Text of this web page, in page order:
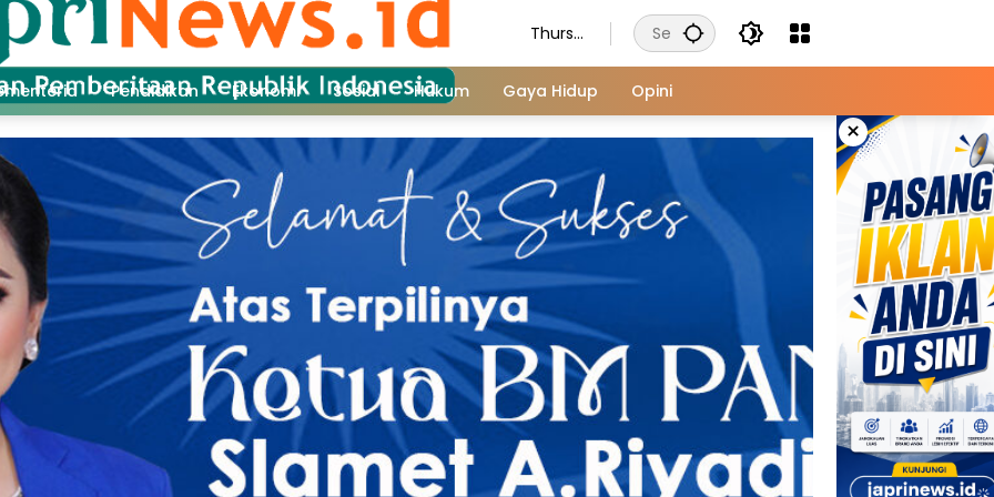
Thursd
August
6, 2026
Pendidikan Ekonomi Sosial Hukum Gaya Hidup Opini
×